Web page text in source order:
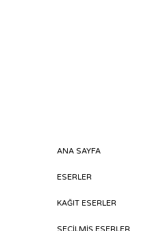
ANA SAYFA
ESERLER
KAĞIT ESERLER